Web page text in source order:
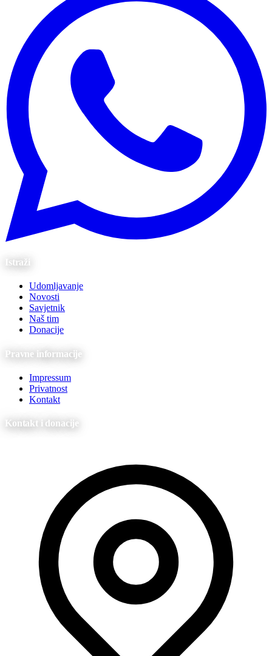
Istraži
Udomljavanje
Novosti
Savjetnik
Naš tim
Donacije
Pravne informacije
Impressum
Privatnost
Kontakt
Kontakt i donacije